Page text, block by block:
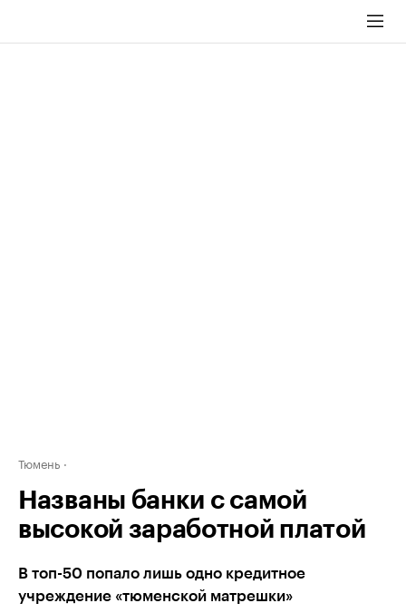
Тюмень
Названы банки с самой
высокой заработной платой
В топ-50 попало лишь одно кредитное
учреждение «тюменской матрешки»